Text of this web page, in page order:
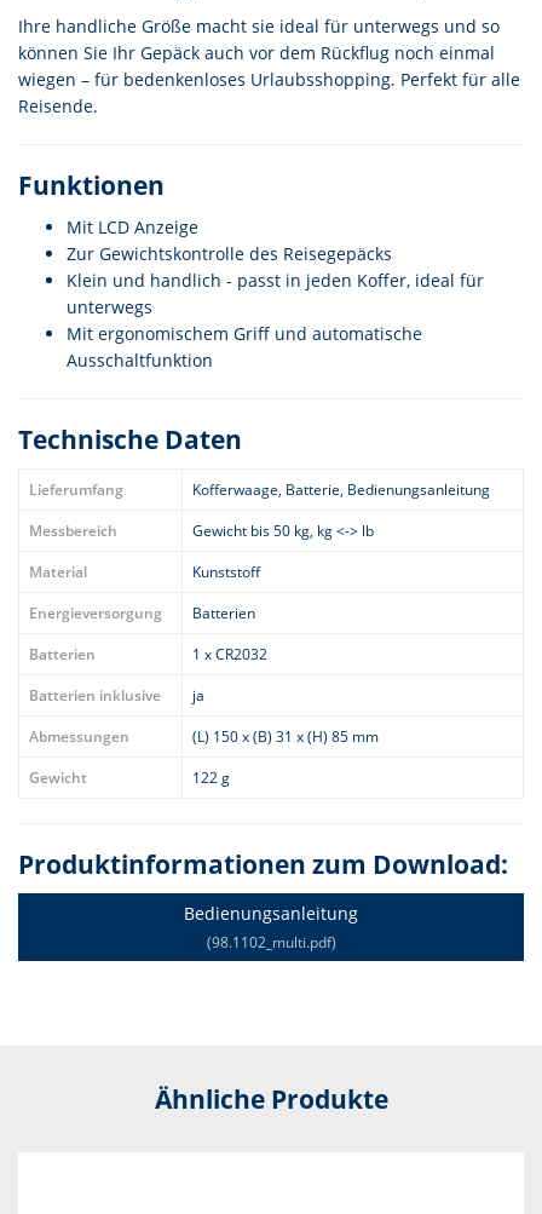
Ihre handliche Größe macht sie ideal für unterwegs und so
können Sie Ihr Gepäck auch vor dem Rückflug noch einmal
wiegen – für bedenkenloses Urlaubsshopping. Perfekt für alle
Reisende.
Funktionen
Mit LCD Anzeige
Zur Gewichtskontrolle des Reisegepäcks
Klein und handlich - passt in jeden Koffer, ideal für
unterwegs
Mit ergonomischem Griff und automatische
Ausschaltfunktion
Technische Daten
Lieferumfang
Kofferwaage, Batterie, Bedienungsanleitung
Messbereich
Gewicht bis 50 kg, kg <-> lb
Material
Kunststoff
Energieversorgung
Batterien
Batterien
1 x CR2032
Batterien inklusive
ja
Abmessungen
(L) 150 x (B) 31 x (H) 85 mm
Gewicht
122 g
Produktinformationen zum Download:
Bedienungsanleitung
(98.1102_multi.pdf)
Ähnliche Produkte